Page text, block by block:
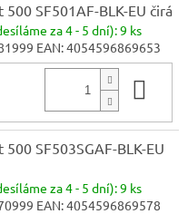
SF501AF-BLK-EU čirá
za 4 - 5 dní):9 ks
EAN:4054596869653
SF503SGAF-BLK-EU
za 4 - 5 dní):9 ks
EAN:4054596869578